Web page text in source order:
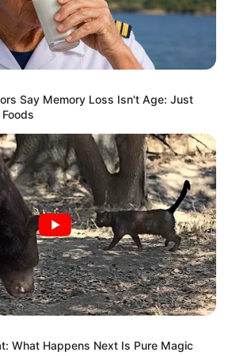
Say Memory Loss Isn't Age: Just
What Happens Next Is Pure Magic